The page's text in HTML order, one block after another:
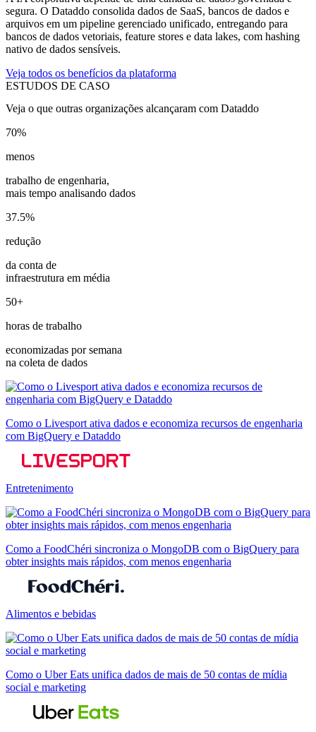
segura. O Dataddo consolida dados de SaaS, bancos de dados e
arquivos em um pipeline gerenciado unificado, entregando para
bancos de dados vetoriais, feature stores e data lakes, com hashing
nativo de dados sensíveis.
Veja todos os benefícios da plataforma
ESTUDOS DE CASO
Veja o que outras organizações alcançaram com Dataddo
70%
menos
trabalho de engenharia,
mais tempo analisando dados
37.5%
redução
da conta de
infraestrutura em média
50+
horas de trabalho
economizadas por semana
na coleta de dados
Como o Livesport ativa dados e economiza recursos de engenharia
com BigQuery e Dataddo
Entretenimento
Como a FoodChéri sincroniza o MongoDB com o BigQuery para
obter insights mais rápidos, com menos engenharia
Alimentos e bebidas
Como o Uber Eats unifica dados de mais de 50 contas de mídia
social e marketing